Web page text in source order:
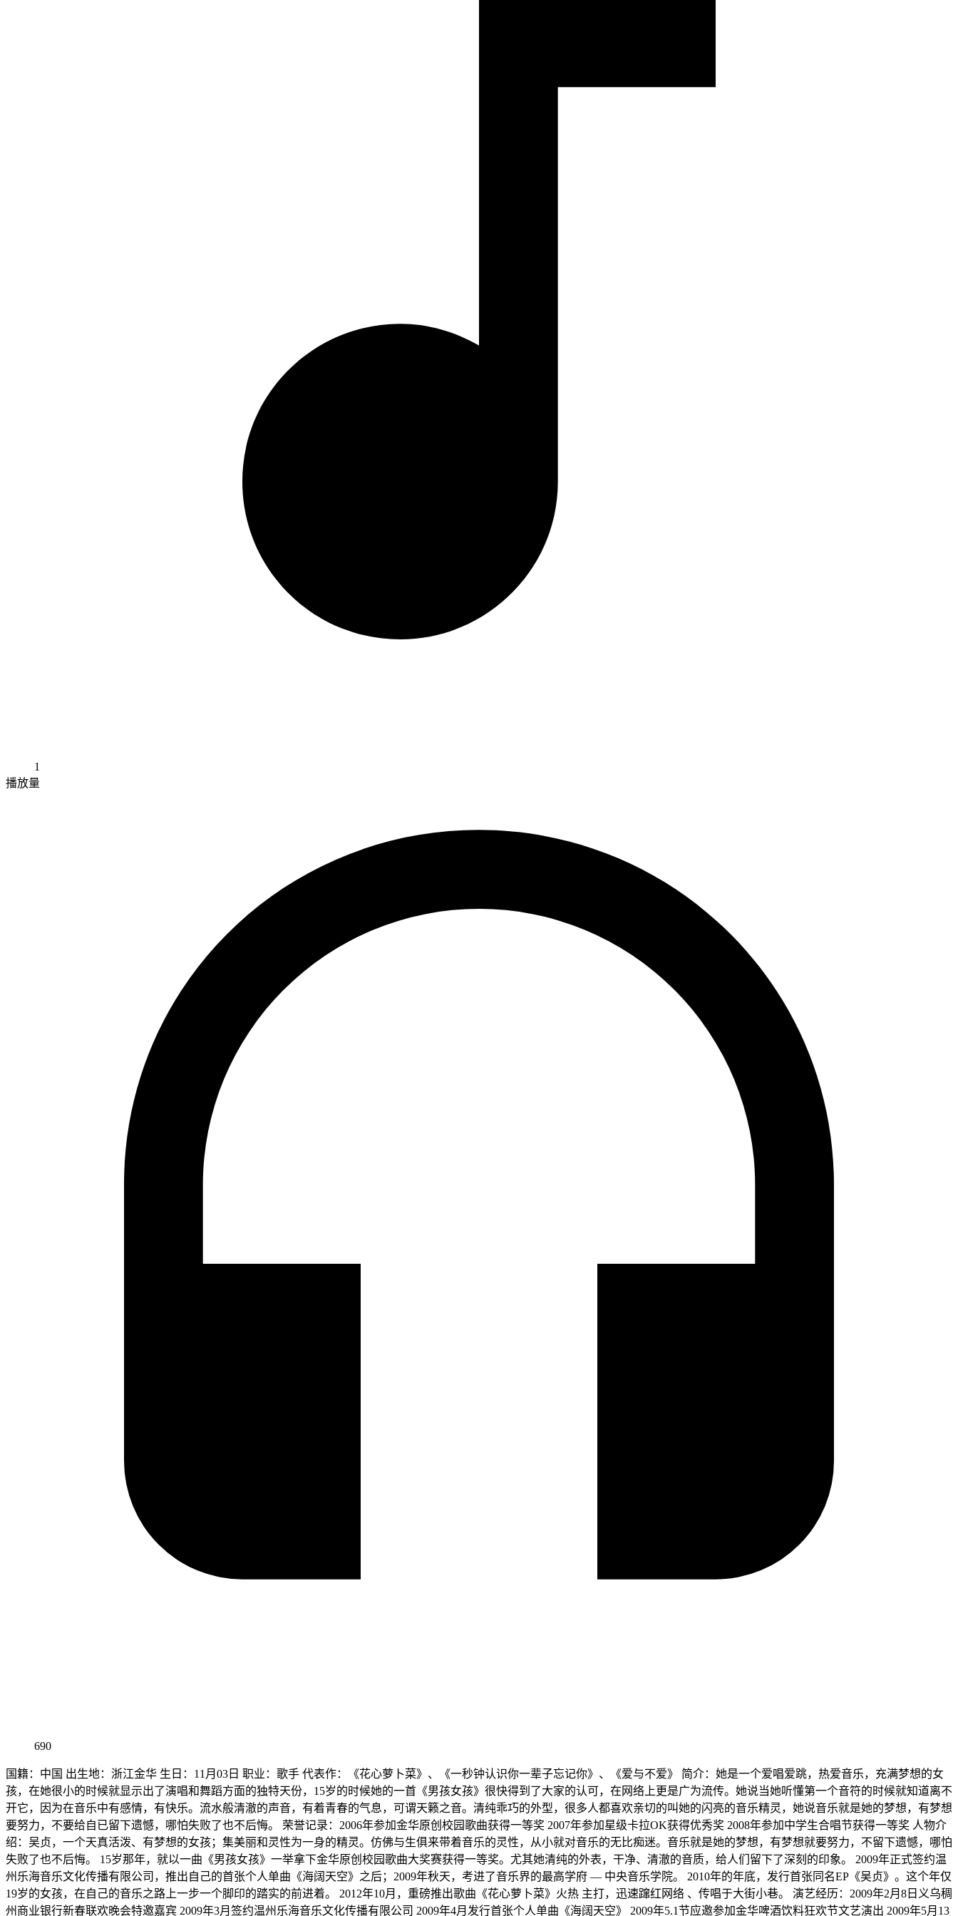
1
播放量
690
国籍：中国 出生地：浙江金华 生日：11月03日 职业：歌手 代表作：《花心萝卜菜》、《一秒钟认识你一辈子忘记你》、《爱与不爱》 简介：她是一个爱唱爱跳，热爱音乐，充满梦想的女
孩，在她很小的时候就显示出了演唱和舞蹈方面的独特天份，15岁的时候她的一首《男孩女孩》很快得到了大家的认可，在网络上更是广为流传。她说当她听懂第一个音符的时候就知道离不
开它，因为在音乐中有感情，有快乐。流水般清澈的声音，有着青春的气息，可谓天籁之音。清纯乖巧的外型，很多人都喜欢亲切的叫她的闪亮的音乐精灵，她说音乐就是她的梦想，有梦想
要努力，不要给自已留下遗憾，哪怕失败了也不后悔。 荣誉记录：2006年参加金华原创校园歌曲获得一等奖 2007年参加星级卡拉OK获得优秀奖 2008年参加中学生合唱节获得一等奖 人物介
绍：吴贞，一个天真活泼、有梦想的女孩；集美丽和灵性为一身的精灵。仿佛与生俱来带着音乐的灵性，从小就对音乐的无比痴迷。音乐就是她的梦想，有梦想就要努力，不留下遗憾，哪怕
失败了也不后悔。 15岁那年，就以一曲《男孩女孩》一举拿下金华原创校园歌曲大奖赛获得一等奖。尤其她清纯的外表，干净、清澈的音质，给人们留下了深刻的印象。 2009年正式签约温
州乐海音乐文化传播有限公司，推出自己的首张个人单曲《海阔天空》之后；2009年秋天，考进了音乐界的最高学府 — 中央音乐学院。 2010年的年底，发行首张同名EP《吴贞》。这个年仅
19岁的女孩，在自己的音乐之路上一步一个脚印的踏实的前进着。 2012年10月，重磅推出歌曲《花心萝卜菜》火热 主打，迅速蹿红网络 、传唱于大街小巷。 演艺经历：2009年2月8日义乌稠
州商业银行新春联欢晚会特邀嘉宾 2009年3月签约温州乐海音乐文化传播有限公司 2009年4月发行首张个人单曲《海阔天空》 2009年5.1节应邀参加金华啤酒饮料狂欢节文艺演出 2009年5月13